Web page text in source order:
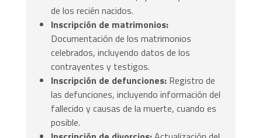
de los recién nacidos.
Inscripción de matrimonios:
Documentación de los matrimonios
celebrados, incluyendo datos de los
contrayentes y testigos.
Inscripción de defunciones: Registro de
las defunciones, incluyendo información del
fallecido y causas de la muerte, cuando es
posible.